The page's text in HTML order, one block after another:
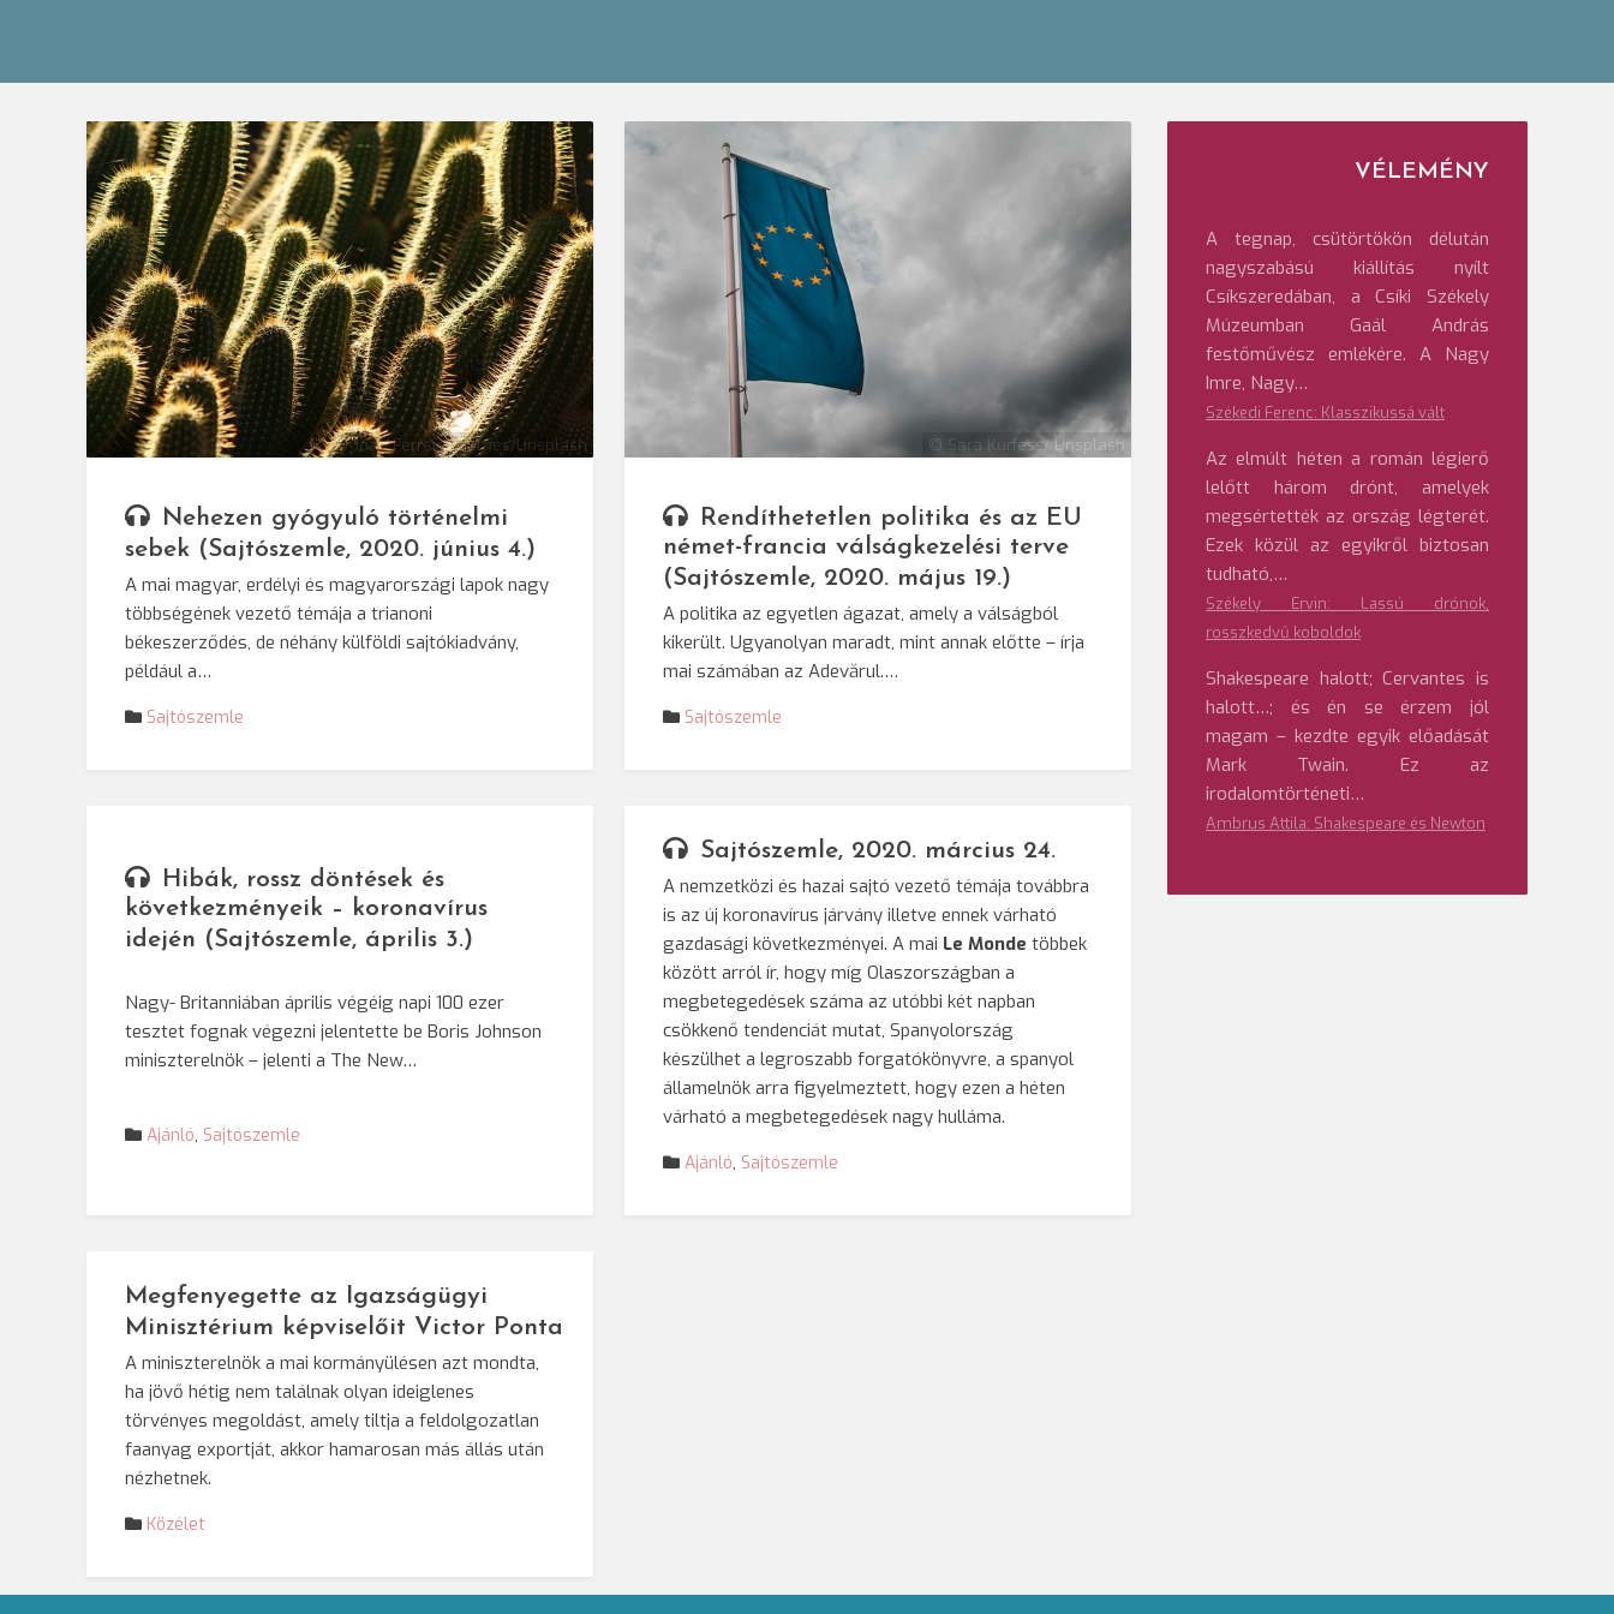
© Joao Ferreira Gomes/Unsplash
Nehezen gyógyuló történelmi
sebek (Sajtószemle, 2020. június 4.)
A mai magyar, erdélyi és magyarországi lapok nagy
többségének vezető témája a trianoni
békeszerződés, de néhány külföldi sajtókiadvány,
például a…
Sajtószemle
© Sara Kurfess/ Unsplash
Rendíthetetlen politika és az EU
német-francia válságkezelési terve
(Sajtószemle, 2020. május 19.)
A politika az egyetlen ágazat, amely a válságból
kikerült. Ugyanolyan maradt, mint annak előtte – írja
mai számában az Adevărul.…
Sajtószemle
Hibák, rossz döntések és
következményeik – koronavírus
idején (Sajtószemle, április 3.)
Nagy- Britanniában április végéig napi 100 ezer
tesztet fognak végezni jelentette be Boris Johnson
miniszterelnök – jelenti a The New…
Ajánló, Sajtószemle
Sajtószemle, 2020. március 24.
A nemzetközi és hazai sajtó vezető témája továbbra
is az új koronavírus járvány illetve ennek várható
gazdasági következményei. A mai Le Monde többek
között arról ír, hogy míg Olaszországban a
megbetegedések száma az utóbbi két napban
csökkenő tendenciát mutat, Spanyolország
készülhet a legroszabb forgatókönyvre, a spanyol
államelnök arra figyelmeztett, hogy ezen a héten
várható a megbetegedések nagy hulláma.
Ajánló, Sajtószemle
Megfenyegette az Igazságügyi
Minisztérium képviselőit Victor Ponta
A miniszterelnök a mai kormányülésen azt mondta,
ha jövő hétig nem találnak olyan ideiglenes
törvényes megoldást, amely tiltja a feldolgozatlan
faanyag exportját, akkor hamarosan más állás után
nézhetnek.
Közélet
VÉLEMÉNY
A tegnap, csütörtökön délután
nagyszabású kiállítás nyílt
Csíkszeredában, a Csíki Székely
Múzeumban Gaál András
festőművész emlékére. A Nagy
Imre, Nagy…
Székedi Ferenc: Klasszikussá vált
Az elmúlt héten a román légierő
lelőtt három drónt, amelyek
megsértették az ország légterét.
Ezek közül az egyikről biztosan
tudható,…
Székely Ervin: Lassú drónok,
rosszkedvű koboldok
Shakespeare halott; Cervantes is
halott…; és én se érzem jól
magam – kezdte egyik előadását
Mark Twain. Ez az
irodalomtörténeti…
Ambrus Attila: Shakespeare és Newton